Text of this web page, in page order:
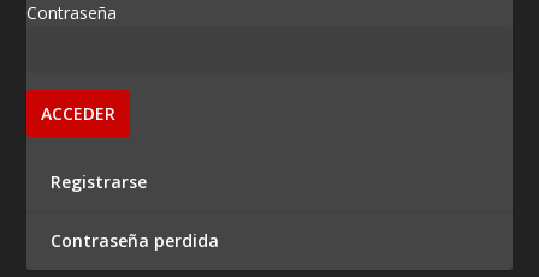
Contraseña
Registrarse
Contraseña perdida